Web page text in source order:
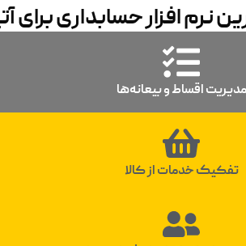
افزار حسابداری برای
مدیریت اقساط و بیعانه‌ها
تفکیک خدمات از کالا